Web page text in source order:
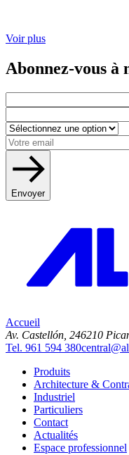
Voir plus
Abonnez-vous à
Envoyer
Accueil
Av. Castellón, 246210
Tel. 961 594 380
Produits
Architecture &
Industriel
Particuliers
Contact
Actualités
Espace professionnel